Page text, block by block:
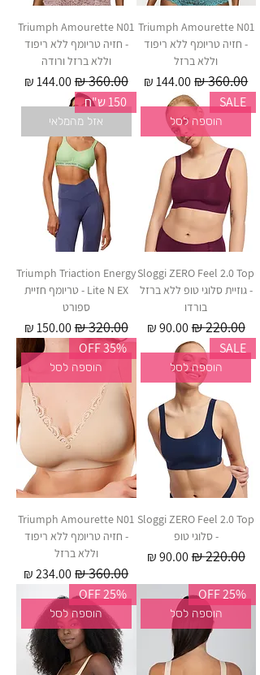
Triumph Amourette N01
- חזיה טריומף ללא ריפוד
וללא ברזל
מחיר רגיל‏360.00 ‏₪ מחיר מבצע
Triumph Amourette N01
- חזיה טריומף ללא ריפוד
וללא ברזל ורודה
מחיר רגיל‏360.00 ‏₪ מחיר מבצע‏144.00 ‏₪
הוספה לסל
SALE
Sloggi ZERO Feel 2.0 Top
- גוזיית סלוגי טופ ללא ברזל
בורדו
מחיר רגיל‏220.00 ‏₪ מחיר מבצע‏90.00 ‏₪
אזל מהמלאי
150 ש"ח
Triumph Triaction Energy
Lite N EX - טריומף חזיית
ספורט
מחיר רגיל‏320.00 ‏₪ מחיר מבצע‏150.00 ‏₪
הוספה לסל
SALE
Sloggi ZERO Feel 2.0 Top
- סלוגי טופ
מחיר רגיל‏220.00 ‏₪ מחיר מבצע‏90.00 ‏₪
הוספה לסל
35% OFF
Triumph Amourette N01
- חזיה טריומף ללא ריפוד
וללא ברזל
מחיר רגיל‏360.00 ‏₪ מחיר מבצע
הוספה לסל
25% OFF
הוספה לסל
25% OFF